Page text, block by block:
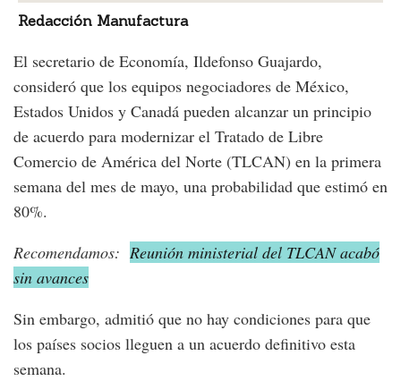
Redacción Manufactura
El secretario de Economía, Ildefonso Guajardo,
consideró que los equipos negociadores de México,
Estados Unidos y Canadá pueden alcanzar un principio
de acuerdo para modernizar el Tratado de Libre
Comercio de América del Norte (TLCAN) en la primera
semana del mes de mayo, una probabilidad que estimó en
80%.
Recomendamos: Reunión ministerial del TLCAN acabó
sin avances
Sin embargo, admitió que no hay condiciones para que
los países socios lleguen a un acuerdo definitivo esta
semana.